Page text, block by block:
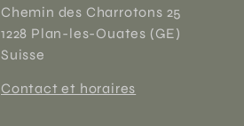
Chemin des Charrotons 25
1228 Plan-les-Ouates (GE)
Suisse
Contact et horaires